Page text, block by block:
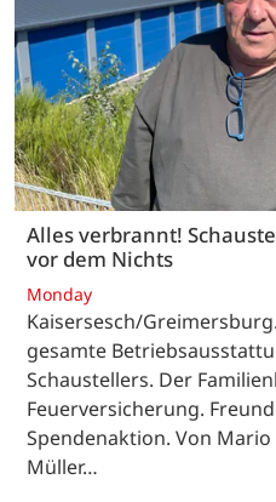
Alles verbrannt!
vor dem Nichts
Monday
Kaisersesch/
gesamte
Schaustellers. Der
Feuerversicherung.
Spendenaktion. Von
Müller…